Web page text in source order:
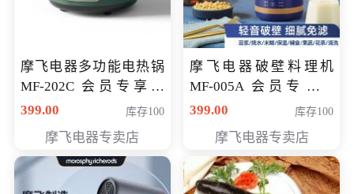
摩飞电器多功能电热锅
MF-202C 会员专享价
269元
399.00 库存100
摩飞电器专卖店
摩飞电器破壁料理机
MF-005A 会员专享价
198元
399.00 库存100
摩飞电器专卖店